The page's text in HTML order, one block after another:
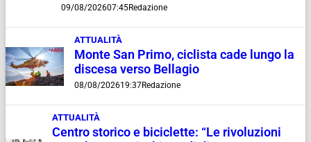
09/08/202607:45Redazione
ATTUALITÀ
Monte San Primo, ciclista cade lungo la
discesa verso Bellagio
08/08/202619:37Redazione
ATTUALITÀ
Centro storico e biciclette: “Le rivoluzioni